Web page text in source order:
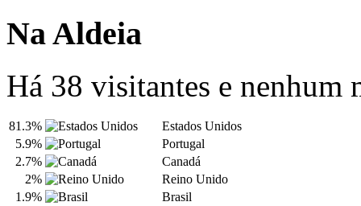
Na Aldeia
Há 38 visitantes e nenhum
81.3%
Estados Unidos
5.9%
Portugal
2.7%
Canadá
2%
Reino Unido
1.9%
Brasil